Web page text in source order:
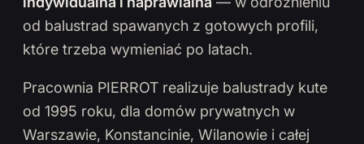
od balustrad spawanych z gotowych profili,
które trzeba wymieniać po latach.
Pracownia PIERROT realizuje balustrady kute
od 1995 roku, dla domów prywatnych w
Warszawie, Konstancinie, Wilanowie i całej